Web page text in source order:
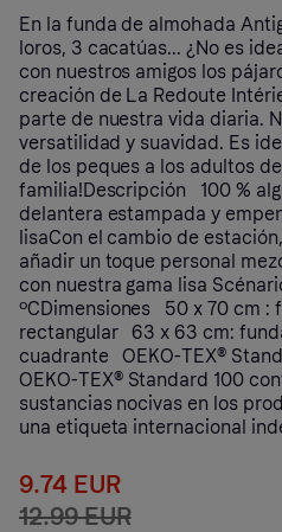
En la funda de almohada
loros, 3 cacatúas... ¿No es
con nuestros amigos los
creación de La Redoute
parte de nuestra vida diaria.
versatilidad y suavidad. Es
de los peques a los adultos
familia!Descripción 100 %
delantera estampada y
lisaCon el cambio de
añadir un toque personal
con nuestra gama lisa
ºCDimensiones 50 x 70 cm :
rectangular 63 x 63 cm:
cuadrante OEKO-TEX®
OEKO-TEX® Standard 100
sustancias nocivas en los
una etiqueta internacional
9.74 EUR
12.99 EUR